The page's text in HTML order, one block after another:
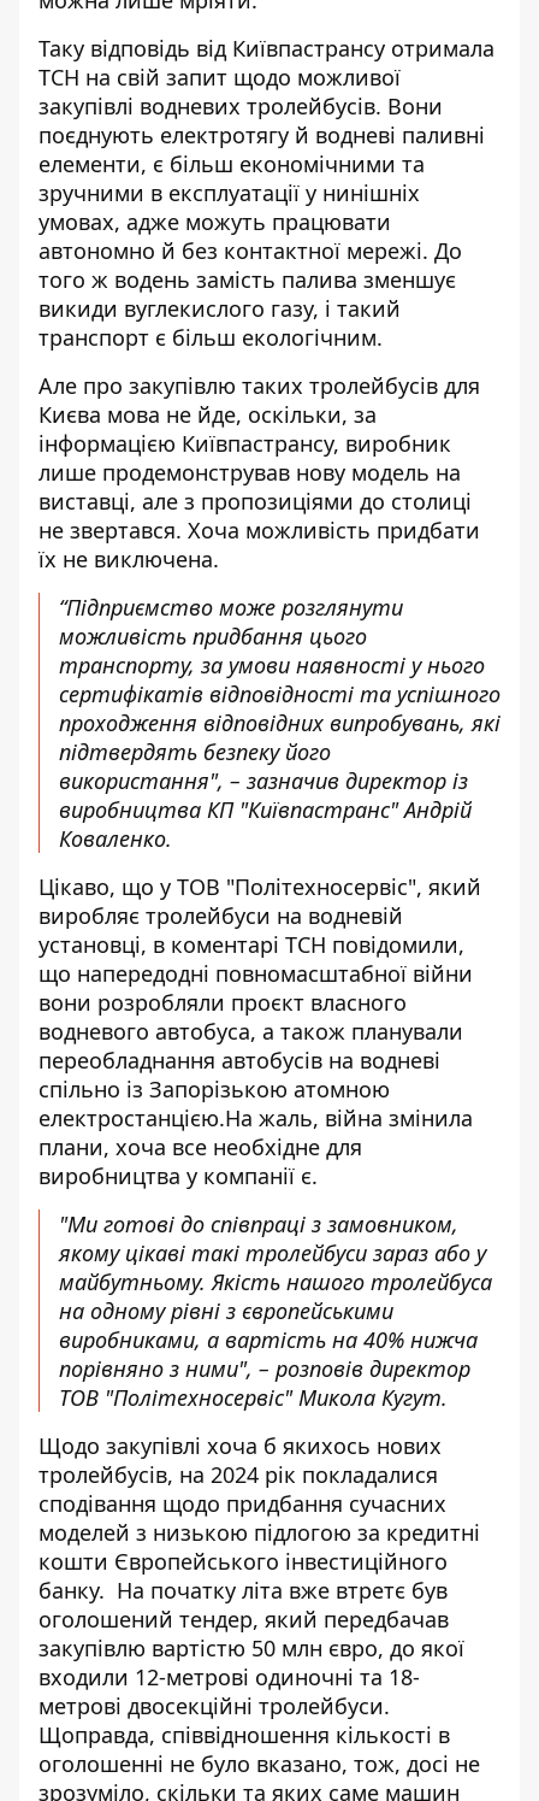
Таку відповідь від Київпастрансу отримала
ТСН на свій запит щодо можливої
закупівлі водневих тролейбусів. Вони
поєднують електротягу й водневі паливні
елементи, є більш економічними та
зручними в експлуатації у нинішніх
умовах, адже можуть працювати
автономно й без контактної мережі. До
того ж водень замість палива зменшує
викиди вуглекислого газу, і такий
транспорт є більш екологічним.
Але про закупівлю таких тролейбусів для
Києва мова не йде, оскільки, за
інформацією Київпастрансу, виробник
лише продемонстрував нову модель на
виставці, але з пропозиціями до столиці
не звертався. Хоча можливість придбати
їх не виключена.
“Підприємство може розглянути
можливість придбання цього
транспорту, за умови наявності у нього
сертифікатів відповідності та успішного
проходження відповідних випробувань, які
підтвердять безпеку його
використання", – зазначив директор із
виробництва КП "Київпастранс" Андрій
Коваленко.
Цікаво, що у ТОВ "Політехносервіс", який
виробляє тролейбуси на водневій
установці, в коментарі ТСН повідомили,
що напередодні повномасштабної війни
вони розробляли проєкт власного
водневого автобуса, а також планували
переобладнання автобусів на водневі
спільно із Запорізькою атомною
електростанцією.На жаль, війна змінила
плани, хоча все необхідне для
виробництва у компанії є.
"Ми готові до співпраці з замовником,
якому цікаві такі тролейбуси зараз або у
майбутньому. Якість нашого тролейбуса
на одному рівні з європейськими
виробниками, а вартість на 40% нижча
порівняно з ними", – розповів директор
ТОВ "Політехносервіс" Микола Кугут.
Щодо закупівлі хоча б якихось нових
тролейбусів, на 2024 рік покладалися
сподівання щодо придбання сучасних
моделей з низькою підлогою за кредитні
кошти Європейського інвестиційного
банку. На початку літа вже втретє був
оголошений тендер, який передбачав
закупівлю вартістю 50 млн євро, до якої
входили 12-метрові одиночні та 18-
метрові двосекційні тролейбуси.
Щоправда, співвідношення кількості в
оголошенні не було вказано, тож, досі не
зрозуміло, скільки та яких саме машин